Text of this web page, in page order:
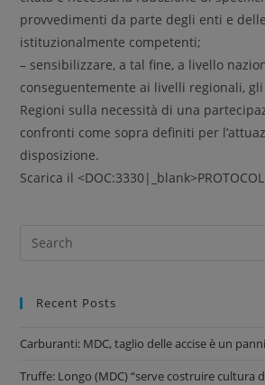
provvedimenti da parte degli enti e
istituzionalmente competenti;
– sensibilizzare, a tal fine, a livello
conseguentemente ai livelli regionali,
Regioni sulla necessità di una
confronti come sopra definiti per
disposizione.
Scarica il
Recent Posts
Carburanti: MDC, taglio delle accise è un
Truffe: Longo (MDC) “serve costruire cultura